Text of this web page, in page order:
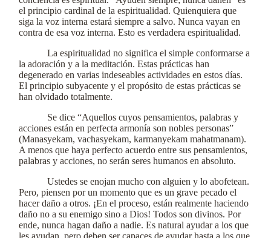
el principio cardinal de la espiritualidad. Quienquiera que
siga la voz interna estará siempre a salvo. Nunca vayan en
contra de esa voz interna. Esto es verdadera espiritualidad.
La espiritualidad no significa el simple conformarse a
la adoración y a la meditación. Estas prácticas han
degenerado en varias indeseables actividades en estos días.
El principio subyacente y el propósito de estas prácticas se
han olvidado totalmente.
Se dice “Aquellos cuyos pensamientos, palabras y
acciones están en perfecta armonía son nobles personas”
(Manasyekam, vachasyekam, karmanyekam mahatmanam).
A menos que haya perfecto acuerdo entre sus pensamientos,
palabras y acciones, no serán seres humanos en absoluto.
Ustedes se enojan mucho con alguien y lo abofetean.
Pero, piensen por un momento que es un grave pecado el
hacer daño a otros. ¡En el proceso, están realmente haciendo
daño no a su enemigo sino a Dios! Todos son divinos. Por
ende, nunca hagan daño a nadie. Es natural ayudar a los que
les ayudan, pero deben ser capaces de ayudar hasta a los que